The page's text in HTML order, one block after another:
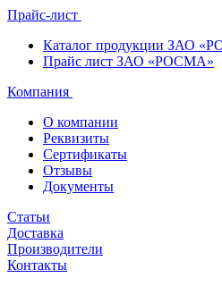
Прайс-лист
Каталог продукции ЗАО
Прайс лист ЗАО «РОСМА»
Компания
О компании
Реквизиты
Сертификаты
Отзывы
Документы
Статьи
Доставка
Производители
Контакты